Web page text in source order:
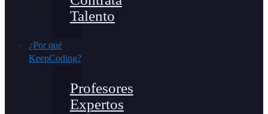
Talento
¿Por qué
KeepCoding?
Profesores
Expertos